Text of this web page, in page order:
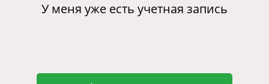
У меня уже есть учетная запись